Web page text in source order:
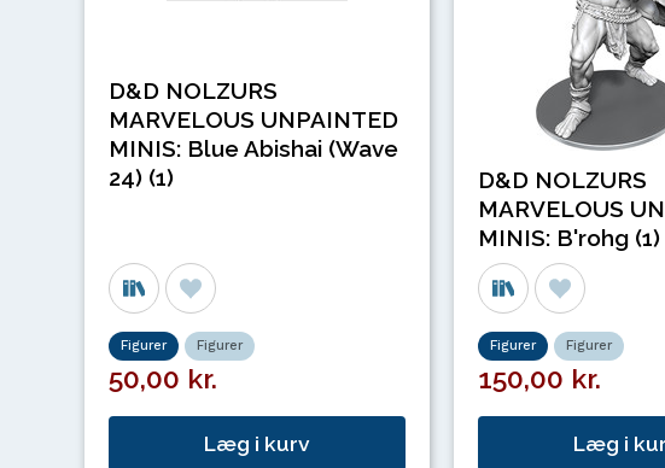
D&D NOLZURS
MARVELOUS UNPAINTED
MINIS: Blue Abishai (Wave
24) (1)
Figurer Figurer
50,00 kr.
Læg i kurv
D&D NOLZURS
MARVELOUS
MINIS: B'rohg (1)
Figurer Figurer
150,00 kr.
Læg i